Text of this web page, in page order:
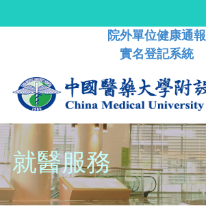
院外單位健康通報
實名登記系統
就醫服務